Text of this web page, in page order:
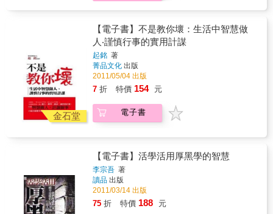
性，成功總是差一步》、《如果沒有女人，男
人何必穿褲子》，同場推薦讓你笑中長智慧、
看人生。人生是你選擇的總和，但不管是選擇
結婚對象或巧克力，我們實在不必對自己沒有
太多選項抱怨，反而應該對自己只有兩三個或
三五個選項感到慶幸，因為只有從有限的選項
中，我們才能做出讓自己覺得既明智又滿意的
抉擇。──王溢嘉．王溢嘉博通心理學、精神分
析等理論，並長年觀察人性的社會情境，本書
收錄的100篇文章，以中國歷史人物、小說人
物、台灣乃至世界各地發生的事例為例，或介
大視野、增加閱讀樂趣，也強調「人同此心，
心同此理」。．很多「人性」其實建立在錯覺
和幻象之上，這是人性最大的特徵，也是它的
盲點和弱點。若能洞悉人性，不僅能夠了解別
人，更能認識自己，知己知彼，掙脫這些「人
金石堂
【電子書】不是教你壞：生活中智慧做
人‧謹慎行事的實用計謀
起銘 著
菁品文化 出版
2011/05/04 出版
7 折 特價 154 元
電子書
【電子書】活學活用厚黑學的智慧
李宗吾 著
讀品 出版
2011/03/14 出版
75 折 特價 188 元